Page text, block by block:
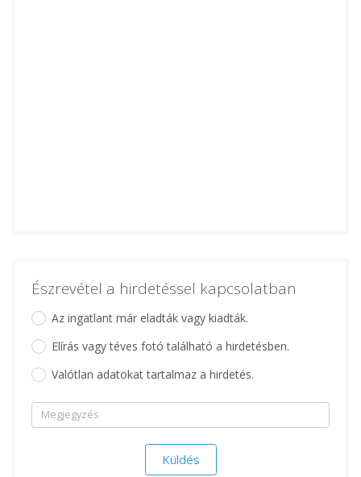
Észrevétel a hirdetéssel kapcsolatban
Az ingatlant már eladták vagy kiadták.
Elírás vagy téves fotó található a hirdetésben.
Valótlan adatokat tartalmaz a hirdetés.